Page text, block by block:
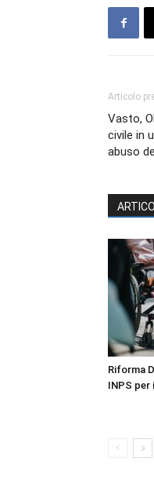
Articolo
Vasto,
civile in
abuso
Riforma
INPS